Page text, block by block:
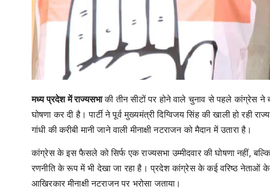
मध्य प्रदेश में राज्यसभाकी तीन सीटों पर होने वाले चुनाव से पहले कांग्रेस ने
घोषणा कर दी है। पार्टी ने पूर्व मुख्यमंत्री दिग्विजय सिंह की खाली हो रही
गांधी की करीबी मानी जाने वाली मीनाक्षी नटराजन को मैदान में उतारा है।
कांग्रेस के इस फैसले को सिर्फ एक राज्यसभा उम्मीदवार की घोषणा नहीं,
रणनीति के रूप में भी देखा जा रहा है। प्रदेश कांग्रेस के कई वरिष्ठ नेताओं के
आखिरकार मीनाक्षी नटराजन पर भरोसा जताया।